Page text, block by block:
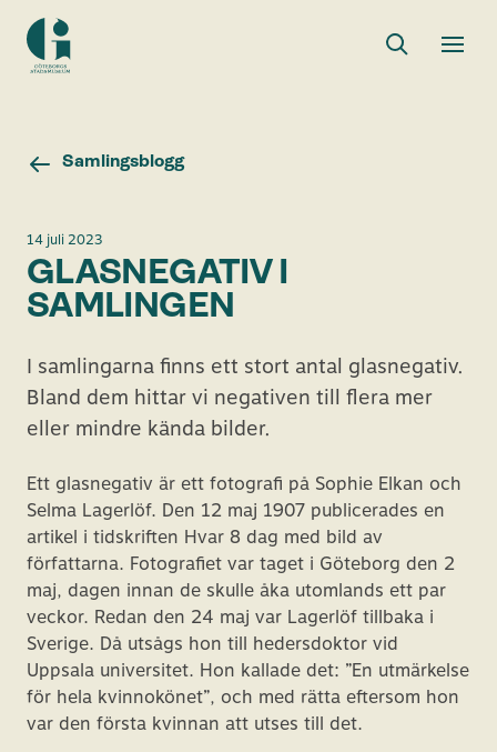
Göteborgs
Toggle
Samlingsblogg
14 juli 2023
GLASNEGATIV I
SAMLINGEN
I samlingarna finns ett stort antal glasnegativ.
Bland dem hittar vi negativen till flera mer
eller mindre kända bilder.
Ett glasnegativ är ett fotografi på Sophie Elkan och
Selma Lagerlöf. Den 12 maj 1907 publicerades en
artikel i tidskriften Hvar 8 dag med bild av
författarna. Fotografiet var taget i Göteborg den 2
maj, dagen innan de skulle åka utomlands ett par
veckor. Redan den 24 maj var Lagerlöf tillbaka i
Sverige. Då utsågs hon till hedersdoktor vid
Uppsala universitet. Hon kallade det: ”En utmärkelse
för hela kvinnokönet”, och med rätta eftersom hon
var den första kvinnan att utses till det.